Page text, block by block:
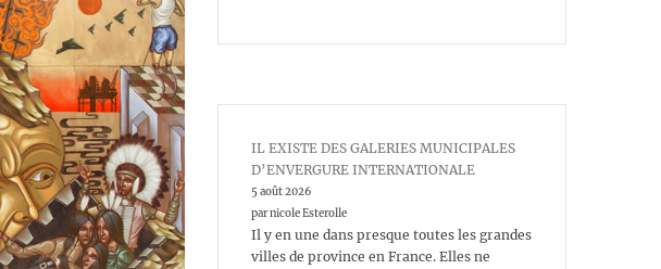
IL EXISTE DES GALERIES MUNICIPALES
D’ENVERGURE INTERNATIONALE
5 août 2026
par nicole Esterolle
Il y en une dans presque toutes les grandes
villes de province en France. Elles ne